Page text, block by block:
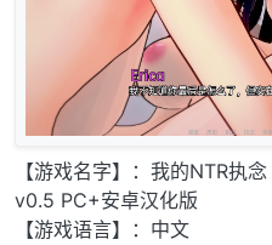
【游戏名字】：我的NTR执
v0.5 PC+安卓汉化版
【游戏语言】：中文